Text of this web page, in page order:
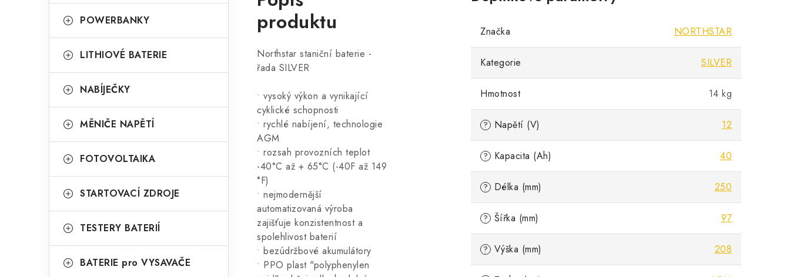
POWERBANKY
LITHIOVÉ BATERIE
NABÍJEČKY
MĚNIČE NAPĚTÍ
FOTOVOLTAIKA
STARTOVACÍ ZDROJE
TESTERY BATERIÍ
BATERIE pro VYSAVAČE
produktu
Northstar staniční baterie -
řada SILVER
• vysoký výkon a vynikající
cyklické schopnosti
• rychlé nabíjení, technologie
AGM
• rozsah provozních teplot
-40°C až + 65°C (-40F až 149
°F)
• nejmodernější
automatizovaná výroba
zajišťuje konzistentnost a
spolehlivost baterií
• bezúdržbové akumulátory
• PPO plast "polyphenylen
Značka NORTHSTAR
Kategorie SILVER
Hmotnost 14 kg
? Napětí (V) 12
? Kapacita (Ah) 40
? Délka (mm) 250
? Šířka (mm) 97
? Výška (mm) 208